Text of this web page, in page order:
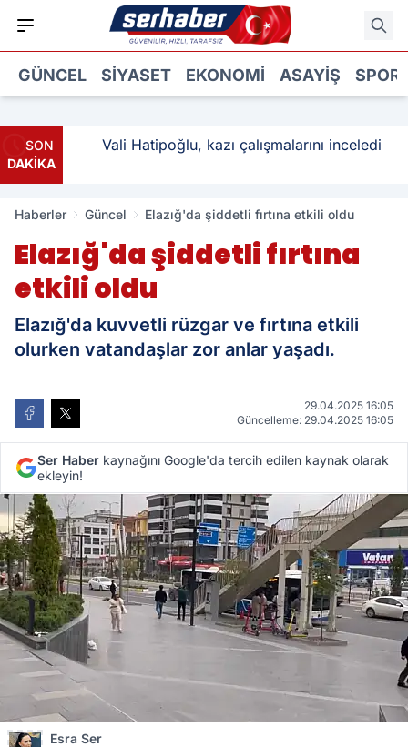
GÜNCEL SIYASET EKONOMI ASAYIŞ SPOR
SON
DAKİKA
Vali Hatipoğlu, kazı çalışmalarını inceledi
Haberler Güncel Elazığ'da şiddetli fırtına etkili oldu
Elazığ'da şiddetli fırtına
etkili oldu
Elazığ'da kuvvetli rüzgar ve fırtına etkili
olurken vatandaşlar zor anlar yaşadı.
29.04.2025 16:05
Güncelleme: 29.04.2025 16:05
Ser Haber kaynağını Google'da tercih edilen kaynak olarak
ekleyin!
Esra Ser